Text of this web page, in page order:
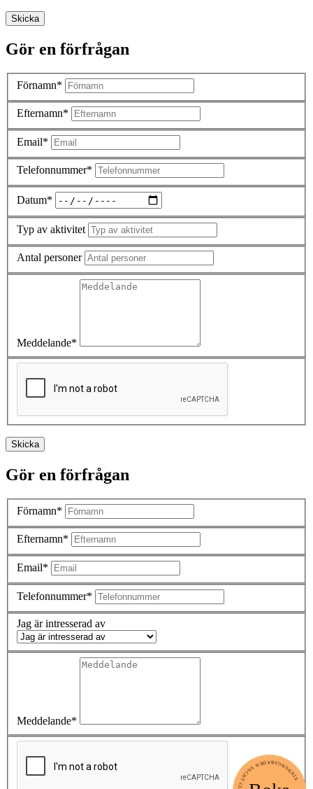
Skicka
Gör en förfrågan
Förnamn*
Efternamn*
Email*
Telefonnummer*
Datum*
Typ av aktivitet
Antal personer
Meddelande*
Skicka
Gör en förfrågan
Förnamn*
Efternamn*
Email*
Telefonnummer*
Jag är intresserad av
Meddelande*